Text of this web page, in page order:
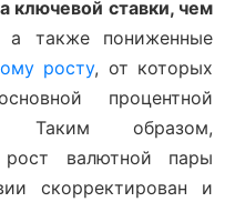
ключевой ставки, чем
а также пониженные
росту, от которых
процентной
Таким образом,
рост валютной пары
скорректирован и